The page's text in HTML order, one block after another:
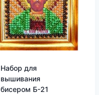
Набор для
вышивания
бисером Б-21